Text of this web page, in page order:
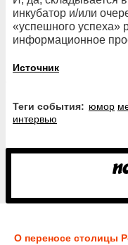
инкубатор и/или
«успешного успеха»
информационное
Источник
Теги события: юмор
интервью
О переносе столицы